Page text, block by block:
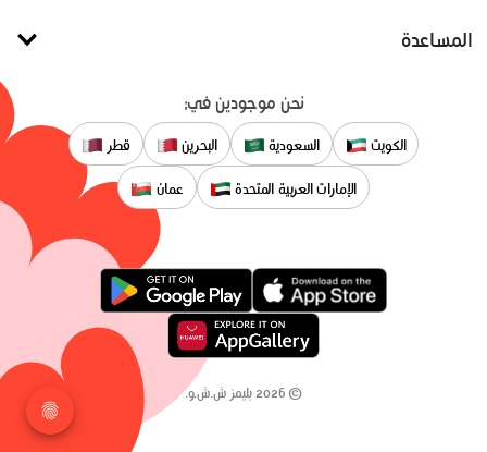
المساعدة
نحن موجودين في:
الكويت السعودية البحرين قطر
الإمارات العربية المتحدة عمان
©
2026 بليمز ش.ش.و.